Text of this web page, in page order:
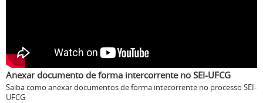
Anexar documento de forma intercorrente no SEI-UFCG
Saiba como anexar documentos de forma intecorrente no processo SEI-
UFCG